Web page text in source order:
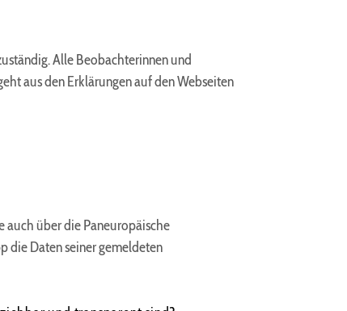
Alle Beobachterinnen und
aus den Erklärungen auf den Webseiten
über die Paneuropäische
die Daten seiner gemeldeten